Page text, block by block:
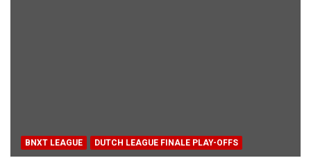
BNXT LEAGUE DUTCH LEAGUE FINALE PLAY-OFFS